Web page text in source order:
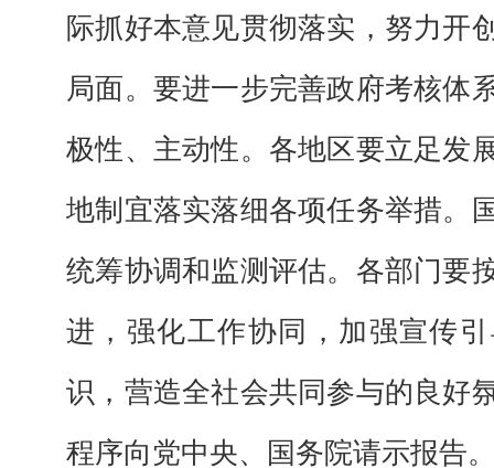
际抓好本意见贯彻落实，努力开
局面。要进一步完善政府考核体
极性、主动性。各地区要立足发
地制宜落实落细各项任务举措。
统筹协调和监测评估。各部门要
进，强化工作协同，加强宣传
识，营造全社会共同参与的良好
程序向党中央、国务院请示报告